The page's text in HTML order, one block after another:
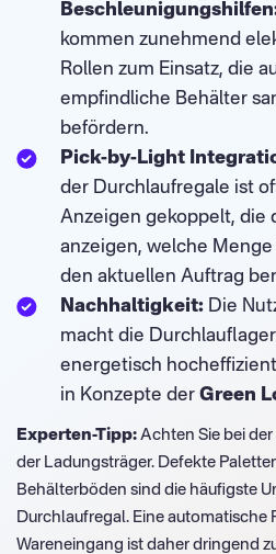
kommen zunehmend
Rollen zum Einsatz, die
empfindliche Behälter
befördern.
Pick-by-Light
der Durchlaufregale ist
Anzeigen gekoppelt, die
anzeigen, welche
den aktuellen Auftrag
Nachhaltigkeit: Die
macht die
energetisch
in Konzepte der Green
Experten-Tipp: Achten Sie bei
der Ladungsträger. Defekte
Behälterböden sind die häufigste
Durchlaufregal. Eine
Wareneingang ist daher dringend